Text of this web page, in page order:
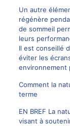
Un autre
régénère
de sommeil
leurs
Il est conseillé
éviter les
environnement
Comment la
terme
EN BREF La
visant à